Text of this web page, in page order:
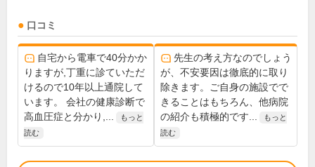
口コミ
自宅から電車で40分かか
りますが,丁重に診ていただ
けるので10年以上通院して
います。 会社の健康診断で
高血圧症と分かり,...
もっと
読む
先生の考え方なのでしょう
が、不安要因は徹底的に取り
除きます。ご自身の施設でで
きることはもちろん、他病院
の紹介も積極的です...
もっと
読む